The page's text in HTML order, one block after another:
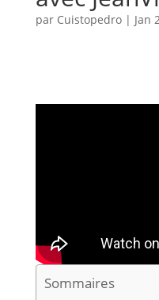
par Cuistopedro| Jan
Sommaires